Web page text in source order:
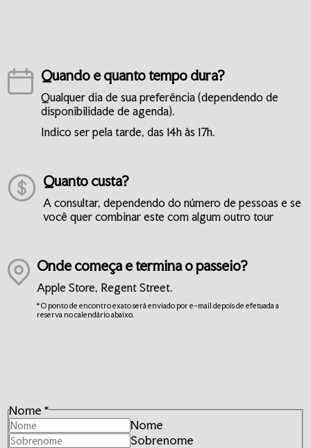
Quando e quanto tempo dura?
Qualquer dia de sua preferência (dependendo de
disponibilidade de agenda).
Indico ser pela tarde, das 14h às 17h.
Quanto custa?
A consultar, dependendo do número de pessoas e se
você quer combinar este com algum outro tour
Onde começa e termina o passeio?
Apple Store, Regent Street.
* O ponto de encontro exato será enviado por e-mail depois de efetuada a
reserva no calendário abaixo.
Nome*
Nome
Sobrenome